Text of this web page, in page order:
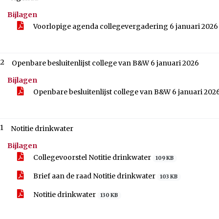
Bijlagen
Voorlopige agenda collegevergadering 6 januari 2026
Openbare besluitenlijst college van B&W 6 januari 2026
Bijlagen
Openbare besluitenlijst college van B&W 6 januari
Notitie drinkwater
Bijlagen
Collegevoorstel Notitie drinkwater
109 KB
Brief aan de raad Notitie drinkwater 103 KB
Notitie drinkwater 130 KB